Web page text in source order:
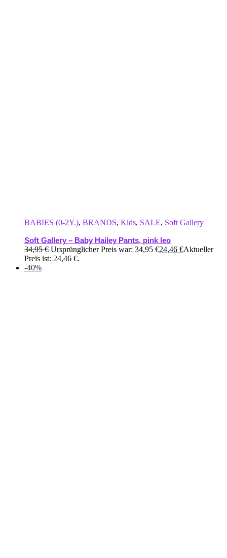
BABIES (0-2Y.), BRANDS, Kids, SALE, Soft Gallery
Soft Gallery – Baby Hailey Pants, pink leo
34,95€ Ursprünglicher Preis war: 34,95 €24,46 €Aktueller
Preis ist: 24,46 €.
-40%